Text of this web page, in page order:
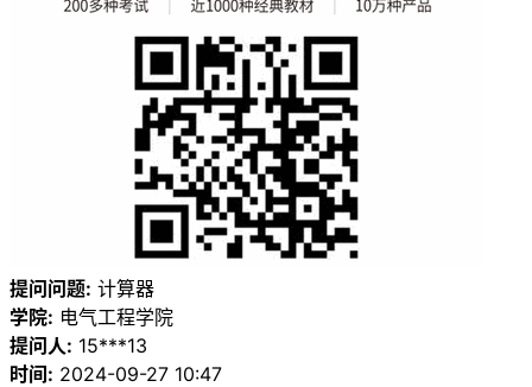
提问问题: 计算器
学院: 电气工程学院
提问人: 15***13
时间: 2024-09-27 10:47